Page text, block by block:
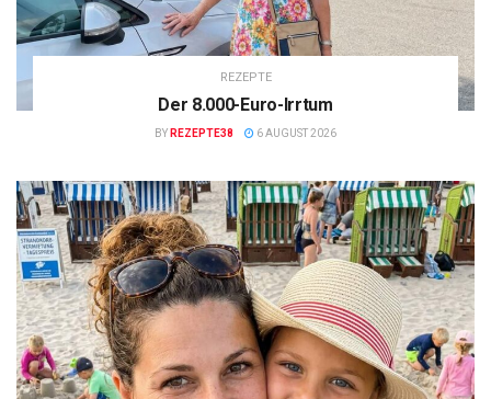
REZEPTE
Der 8.000-Euro-Irrtum
BY REZEPTE38 6 AUGUST 2026